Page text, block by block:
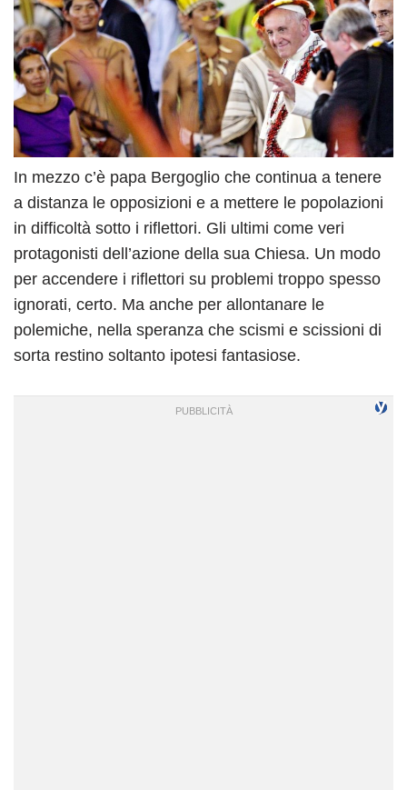
In mezzo c’è papa Bergoglio che continua a tenere
a distanza le opposizioni e a mettere le popolazioni
in difficoltà sotto i riflettori. Gli ultimi come veri
protagonisti dell’azione della sua Chiesa. Un modo
per accendere i riflettori su problemi troppo spesso
ignorati, certo. Ma anche per allontanare le
polemiche, nella speranza che scismi e scissioni di
sorta restino soltanto ipotesi fantasiose.